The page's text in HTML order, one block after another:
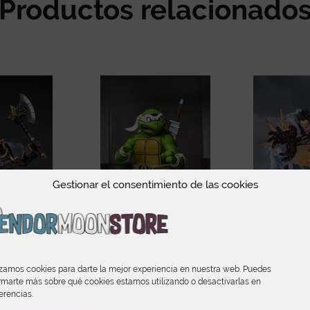
Gestionar el consentimiento de las cookies
cookies para darte la mejor experiencia en nuestra web. Puedes
más sobre qué cookies estamos utilizando o desactivarlas en
Productos
Hvarl
Heresy
Teenage Mutant Ninja
Turtles Adventures
Monkey
Leo